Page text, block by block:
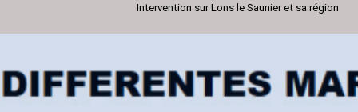
Intervention sur Lons le Saunier et sa région